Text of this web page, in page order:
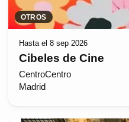
OTROS
Hasta el 8 sep 2026
Cibeles de Cine
CentroCentro
Madrid